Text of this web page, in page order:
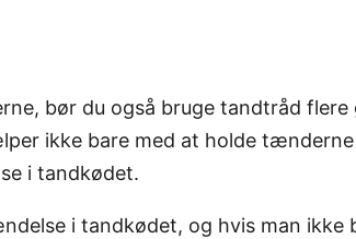
bør du også bruge tandtråd flere
ikke bare med at holde
i tandkødet.
i tandkødet, og hvis man ikke